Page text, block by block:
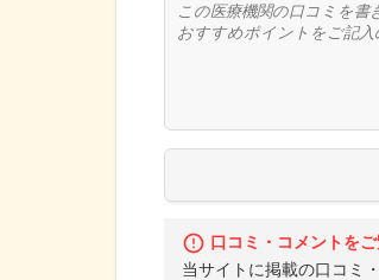
口コミ・コメントを
当サイトに掲載の口コミ